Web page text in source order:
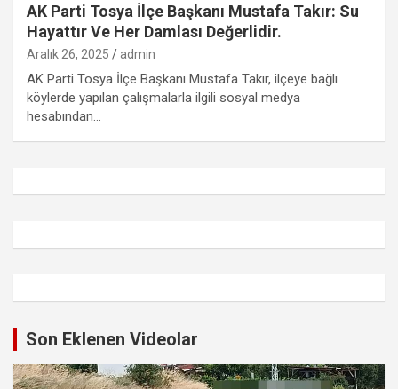
AK Parti Tosya İlçe Başkanı Mustafa Takır: Su
Hayattır Ve Her Damlası Değerlidir.
Aralık 26, 2025 admin
AK Parti Tosya İlçe Başkanı Mustafa Takır, ilçeye bağlı
köylerde yapılan çalışmalarla ilgili sosyal medya
hesabından…
Son Eklenen Videolar